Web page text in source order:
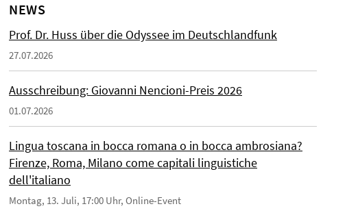
NEWS
Prof. Dr. Huss über die Odyssee im Deutschlandfunk
27.07.2026
Ausschreibung: Giovanni Nencioni-Preis 2026
01.07.2026
Lingua toscana in bocca romana o in bocca ambrosiana?
Firenze, Roma, Milano come capitali linguistiche
dell'italiano
Montag, 13. Juli, 17:00 Uhr, Online-Event